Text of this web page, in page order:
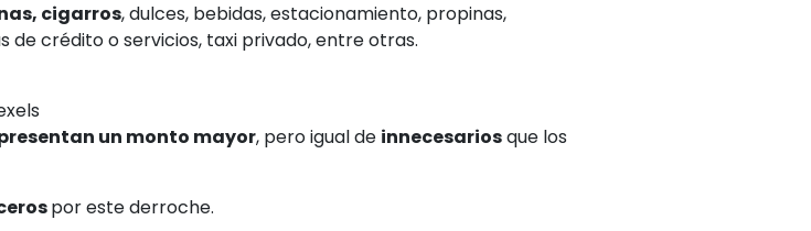
cigarros, dulces, bebidas, estacionamiento, propinas,
crédito o servicios, taxi privado, entre otras.
un monto mayor, pero igual de innecesariosque los
por este derroche.